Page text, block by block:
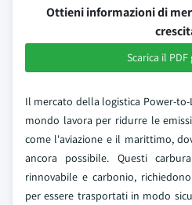
Ottieni informazioni di
Scarica il
Il mercato della logistica Power-
mondo lavora per ridurre le
come l'aviazione e il marittimo,
ancora possibile. Questi
rinnovabile e carbonio,
per essere trasportati in modo